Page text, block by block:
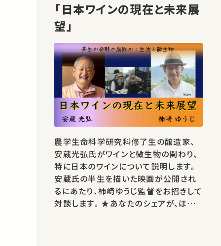
「日本ワインの現在と未来展
望」
農学生命科学研究科修了生の醸造家、
安蔵光弘氏がワインと微生物の関わり、
特に日本のワインについて説明します。
安蔵氏の半生を描いた映画が公開され
るにあたり、柿崎ゆうじ監督をお招きして
対談します。 ★あなたのシェアが、ほか